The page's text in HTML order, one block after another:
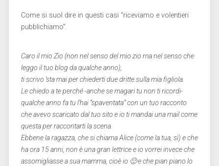
Come si suol dire in questi casi “riceviamo e volentieri
pubblichiamo”.
Caro il mio Zio (non nel senso del mio zio ma nel senso che
leggo il tuo blog da qualche anno),
ti scrivo ‘sta mai per chiederti due dritte sulla mia figliola.
Le chiedo a te perché -anche se magari tu non ti ricordi-
qualche anno fa tu l’hai “spaventata” con un tuo racconto
che avevo scaricato dal tuo sito e io ti mandai una mail come
questa per raccontarti la scena.
Ebbene la ragazza, che si chiama Alice (come la tua, sì) e che
ha ora 15 anni, non è una gran lettrice e io vorrei invece che
assomigliasse a sua mamma, cioè io 🙂 e che pian piano lo